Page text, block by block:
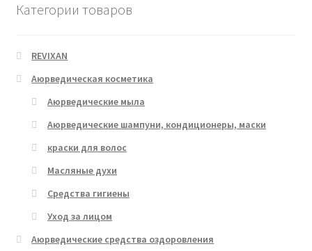
Категории товаров
REVIXAN
Аюрведическая косметика
Аюрведические мыла
Аюрведические шампуни, кондиционеры, маски
краски для волос
Масляные духи
Средства гигиены
Уход за лицом
Аюрведические средства оздоровления